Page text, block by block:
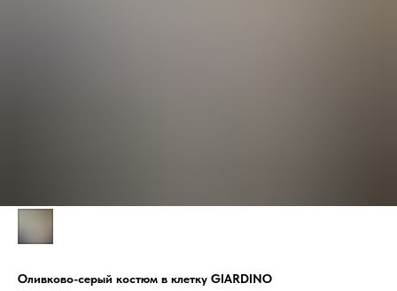
Оливково-серый костюм в клетку GIARDINO